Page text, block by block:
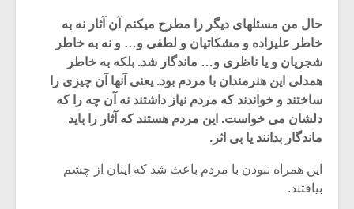
حال من مسئله‏ای دیگر را مطرح می‏کنم آن آثار نه به
خاطر علیزاده و مشکاتیان و لطفی و… و نه به خاطر
شجریان و یا ناظری و… ماندگار شد. بلکه به خاطر
همدلی این هنرمندان با مردم بود. یعنی آنها آن چیزی را
ساختند و خواندند که مردم نیاز داشتند نه آن چه را که
دلشان می ‏خواست. این مردم هستند که آثار را باید
ماندگار بدانند یا بی ‏اثر.
این همراه نبودن با مردم باعث شد که اینان از چشم
بیافتند.